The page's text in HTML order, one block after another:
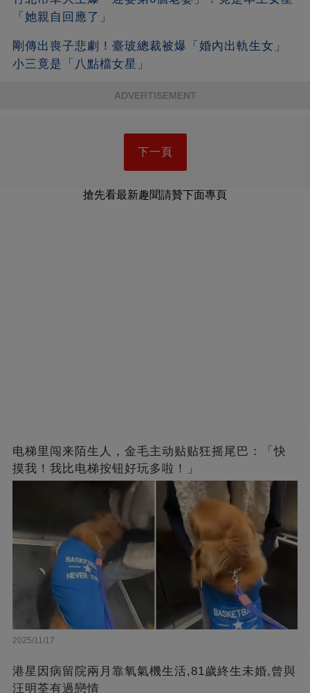
「她親自回應了」
剛傳出喪子悲劇！臺玻總裁被爆「婚內出軌生女」
小三竟是「八點檔女星」
ADVERTISEMENT
下一頁
搶先看最新趣聞請贊下面專頁
电梯里闯来陌生人，金毛主动贴贴狂摇尾巴：「快
摸我！我比电梯按钮好玩多啦！」
2025/11/17
港星因病留院兩月靠氧氣機生活,81歲終生未婚,曾與
汪明荃有過戀情